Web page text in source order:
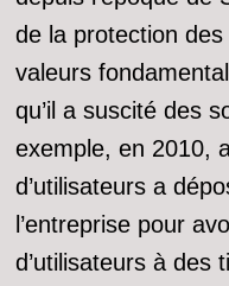
de la protection des
valeurs
qu’il a suscité des
exemple, en 2010,
d’utilisateurs a
l’entreprise pour
d’utilisateurs à des